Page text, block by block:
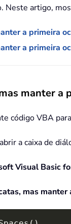
Neste artigo,
a primeira
a primeira
manter a
código VBA
a caixa de
Visual Basic
mas manter